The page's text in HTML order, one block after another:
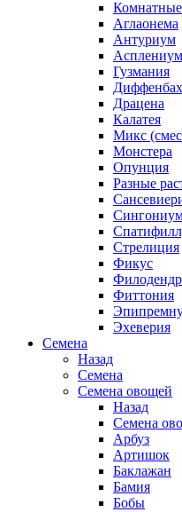
Комнатные
Аглаонема
Антуриум
Асплениум
Гузмания
Драцена
Калатея
Микс
Монстера
Опунция
Разные
Стрелиция
Фикус
Фиттония
Эхеверия
Семена
Назад
Семена
Семена овощей
Назад
Семена
Арбуз
Артишок
Баклажан
Бамия
Бобы